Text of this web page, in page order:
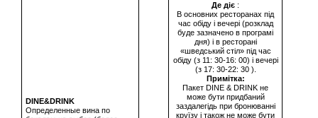
DINE&DRINK
Определенные вина по
Де діє :
В основних ресторанах під
час обіду і вечері (розклад
буде зазначено в програмі
дня) і в ресторані
«шведський стіл» під час
обіду (з 11: 30-16: 00) і вечері
(з 17: 30-22: 30 ).
Примітка:
Пакет DINE & DRINK не
може бути придбаний
заздалегідь при бронюванні
круїзу і також не може бути